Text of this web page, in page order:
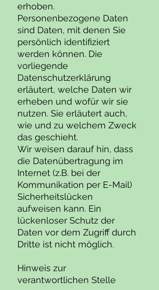
erhoben.
Personenbezogene Daten
sind Daten, mit denen Sie
persönlich identifiziert
werden können. Die
vorliegende
Datenschutzerklärung
erläutert, welche Daten wir
erheben und wofür wir sie
nutzen. Sie erläutert auch,
wie und zu welchem Zweck
das geschieht.
Wir weisen darauf hin, dass
die Datenübertragung im
Internet (z.B. bei der
Kommunikation per E-Mail)
Sicherheitslücken
aufweisen kann. Ein
lückenloser Schutz der
Daten vor dem Zugriff durch
Dritte ist nicht möglich.
Hinweis zur
verantwortlichen Stelle